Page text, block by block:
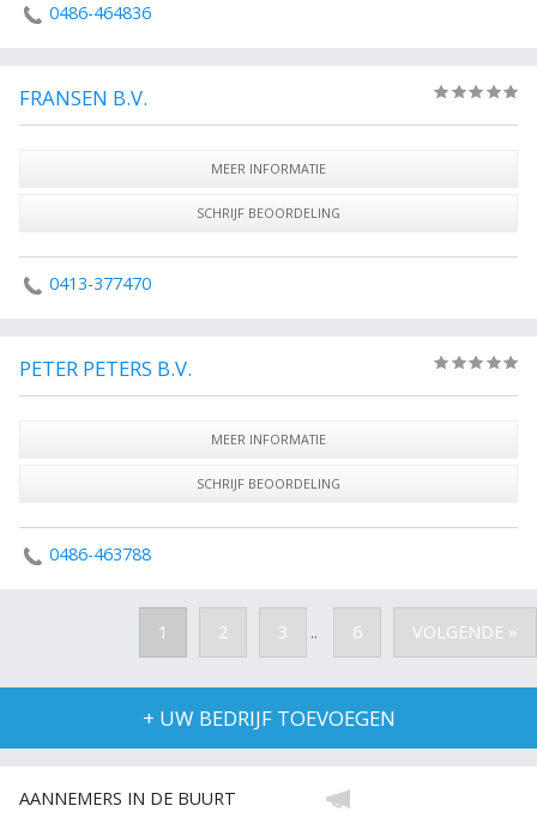
0486-464836
FRANSEN B.V.
MEER INFORMATIE
SCHRIJF BEOORDELING
0413-377470
PETER PETERS B.V.
MEER INFORMATIE
SCHRIJF BEOORDELING
0486-463788
1 2 3 .. 6 VOLGENDE »
+ UW BEDRIJF TOEVOEGEN
AANNEMERS IN DE BUURT